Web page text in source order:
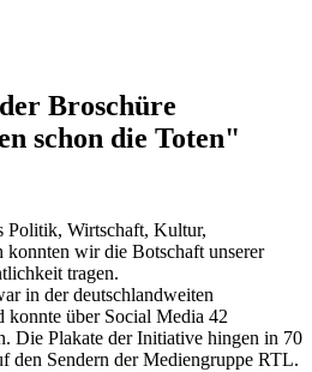
Broschüre
schon die Toten"
Politik, Wirtschaft, Kultur,
wir die Botschaft unserer
tragen.
in der deutschlandweiten
konnte über Social Media 42
Die Plakate der Initiative hingen in 70
den Sendern der Mediengruppe RTL.